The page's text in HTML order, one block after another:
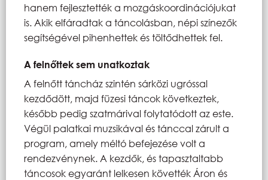
hanem fejlesztették a mozgáskoordinációjukat
is. Akik elfáradtak a táncolásban, népi színezők
segítségével pihenhettek és töltődhettek fel.
A felnőttek sem unatkoztak
A felnőtt táncház szintén sárközi ugróssal
kezdődött, majd füzesi táncok következtek,
később pedig szatmárival folytatódott az este.
Végül palatkai muzsikával és tánccal zárult a
program, amely méltó befejezése volt a
rendezvénynek. A kezdők, és tapasztaltabb
táncosok egyaránt lelkesen követték Áron és